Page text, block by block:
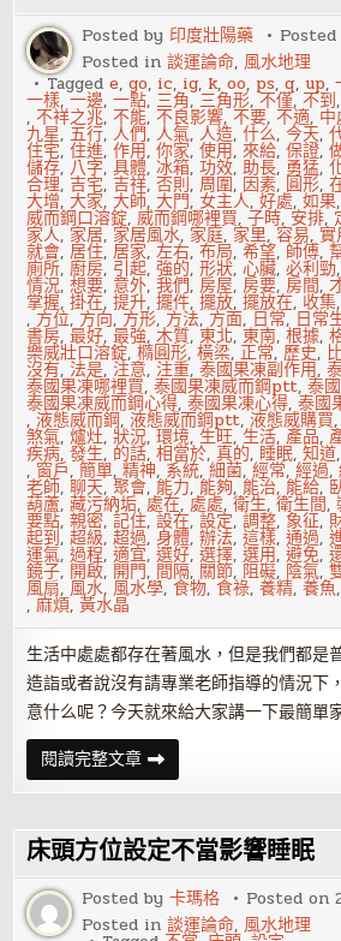
風
水
宜
忌
Posted by 印度壯陽藥
Posted in談運論命, 風水地理
Taggede,go, ic, ig, k,oo, ps,q,up,
一樣,一邊,一點, 三角,三角形,不僅,不到
,不祥之兆,不能,不良影響,不要,不適,
九星,五行,人們,人氣,人造,什么,今天,
住宅,住進,作用,你家,使用,來給,保證,
儲存, 八字,具體,冰箱,功效,助長, 勇猛,
合理,吉宅,吉祥,否則,周圍, 因素, 圓形,
大增,大家,大師,大門,女主人,好處,如果
威而鋼口溶錠,威而鋼哪裡買,子時, 安排,
家人, 家居, 家居風水, 家庭, 家里,容易,實
就會,居住,居家,左右,布局,希望, 師傅,
廁所,廚房, 引起,強的,形狀,心臟,必利勁
情況,想要, 意外,我們,房屋,房要,房間,
掌握,掛在,提升,擺件,擺放,擺放在, 收集,
, 方位, 方向, 方形, 方法, 方面, 日常, 日常
書房,最好,最強,木質,東北,東南,根據,
樂威壯口溶錠,橢圓形,橫梁,正常,歷史,
沒有, 法是, 注意, 注重,泰國果凍副作用,
泰國果凍哪裡買,泰國果凍威而鋼ptt,泰
泰國果凍威而鋼心得,泰國果凍心得,泰國
,液態威而鋼,液態威而鋼ptt,液態威購買
煞氣,爐灶,狀況,環境,生旺,生活,產品,
疾病,發生, 的話,相當於,真的, 睡眠,知道
, 窗戶,簡單,精神, 系統,細菌,經常,經過,
老師,聊天,聚會,能力,能夠,能治,能給,
葫蘆,藏污納垢,處在,處處,衛生,衛生間,
要點,親密,記住,設在,設定,調整, 象征,
起到,超級,超過,身體,辦法,這樣,通過,
運氣,過程,適宜,選好,選擇,選用,避免,
鏡子, 開啟, 開門, 間隔, 關節, 阻礙, 陰氣,
風扇, 風水, 風水學,食物,食祿,養精,養魚
,麻煩,黃水晶
生活中處處都存在著風水，但是我們都是
造詣或者說沒有請專業老師指導的情況下
意什么呢？今天就來給大家講一下最簡單
閱讀完整文章家
中
各
房
間
的
風
水
要
點，
床頭方位設定不當影響睡眠
Posted by卡瑪格 Posted on
Posted in談運論命, 風水地理